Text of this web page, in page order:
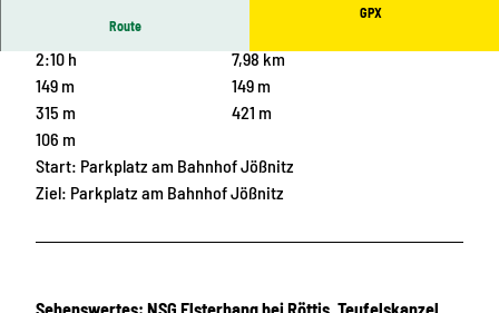
Route
GPX
2:10 h
7,98 km
149 m
149 m
315 m
421 m
106 m
Start: Parkplatz am Bahnhof Jößnitz
Ziel: Parkplatz am Bahnhof Jößnitz